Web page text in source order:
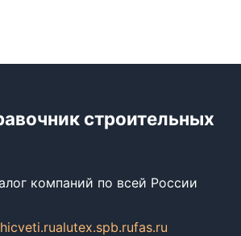
строительных
компаний по всей России
alutex.spb.rufas.ru